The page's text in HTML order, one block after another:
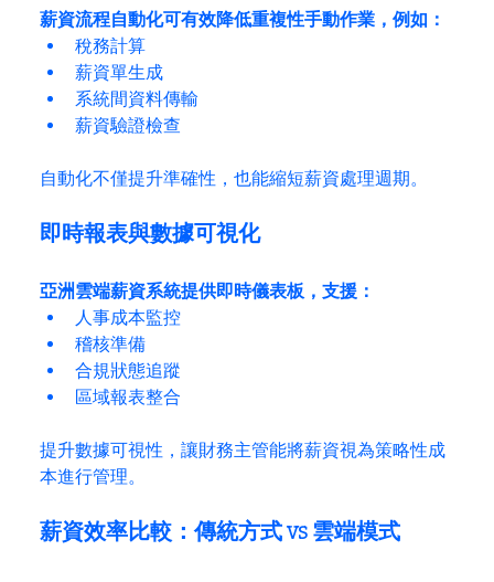
薪資流程自動化可有效降低重複性手動作業，例如：
稅務計算
薪資單生成
系統間資料傳輸
薪資驗證檢查
自動化不僅提升準確性，也能縮短薪資處理週期。
即時報表與數據可視化
亞洲雲端薪資系統提供即時儀表板，支援：
人事成本監控
稽核準備
合規狀態追蹤
區域報表整合
提升數據可視性，讓財務主管能將薪資視為策略性成
本進行管理。
薪資效率比較：傳統方式 vs 雲端模式